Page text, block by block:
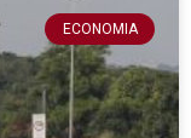
ECONOMIA